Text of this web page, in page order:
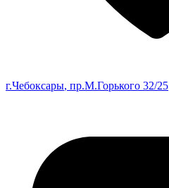
г.Чебоксары, пр.М.Горького 32/25